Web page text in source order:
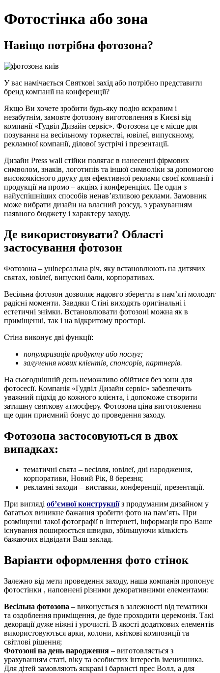
Фотостінка або зона
Навіщо потрібна фотозона?
У вас намічається Святкові захід або потрібно представити
бренд компанії на конференції?
Якщо Ви хочете зробити будь-яку подію яскравим і
незабутнім, замовте фотозону виготовлення в Києві від
компанії «Гудвіл Дизайн сервіс». Фотозона це є місце для
позування на весільному торжестві, ювілеї, випускному,
рекламної компанії, ділової зустрічі і презентації.
Дизайн Press wall стійки полягає в нанесенні фірмових
символом, знаків, логотипів та іншої символіки за допомогою
високоякісного друку для ефективної реклами своєї компанії і
продукції на промо – акціях і конференціях. Це один з
найуспішніших способів ненав’язливою реклами. Замовник
може вибрати дизайн на власний розсуд, з урахуванням
наявного бюджету і характеру заходу.
Де використовувати? Області
застосування фотозон
Фотозона – універсальна річ, яку встановлюють на дитячих
святах, ювілеї, випускні бали, корпоративах.
Весільна фотозон дозволяє надовго зберегти в пам’яті молодят
радісні моменти. Завдяки Стіні виходять оригінальні і
естетичні знімки. Встановлювати фотозоні можна як в
приміщенні, так і на відкритому просторі.
Стіна виконує дві функції:
популяризація продукту або послуг;
залучення нових клієнтів, спонсорів, партнерів.
На сьогоднішній день неможливо обійтися без зони для
фотосесії. Компанія «Гудвіл Дизайн сервіс» забезпечить
уважний підхід до кожного клієнта, і допоможе створити
затишну святкову атмосферу. Фотозона ціна виготовлення –
ще один приємний бонус до проведення заходу.
Фотозона застосовуються в двох
випадках:
тематичні свята – весілля, ювілеї, дні народження,
корпоративи, Новий Рік, 8 березня;
рекламні заходи – виставки, конференції, презентації.
При вигляді об’ємної конструкціїз продуманим дизайном у
багатьох виникне бажання зробити фото на пам’ять. При
розміщенні такої фотографії в Інтернеті, інформація про Ваше
існування поширюється швидко, збільшуючи кількість
бажаючих відвідати Ваш заклад.
Варіанти оформлення фото стінок
Залежно від мети проведення заходу, наша компанія пропонує
фотостінки , наповнені різними декоративними елементами:
Весільна фотозона – виконується в залежності від тематики
та оздоблення приміщення, де буде проходити церемонія. Такі
декорації дуже ніжні і урочисті. В якості додаткових елементів
використовуються арки, колони, квіткові композиції та
світлові рішення;
Фотозоні на день народження – виготовляється з
урахуванням статі, віку та особистих інтересів іменинника.
Для дітей замовляють яскраві і барвисті прес Волл, а для